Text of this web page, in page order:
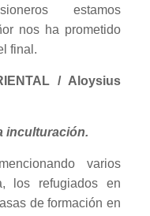
estamos
nos ha prometido
final.
/ Aloysius
inculturación.
varios
los refugiados en
de formación en